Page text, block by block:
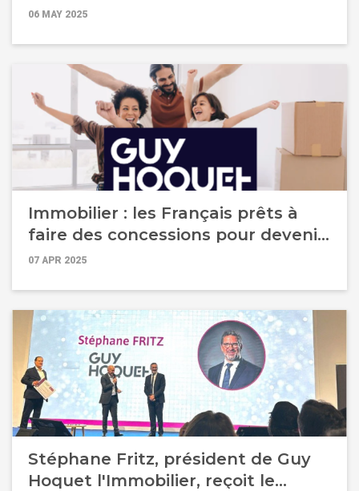
une saison historique à es côtés !
06 MAY 2025
Immobilier : les Français prêts à
faire des concessions pour devenir
propriétaires, dans un marché qui
07 APR 2025
Stéphane Fritz, président de Guy
Hoquet l'Immobilier, reçoit le